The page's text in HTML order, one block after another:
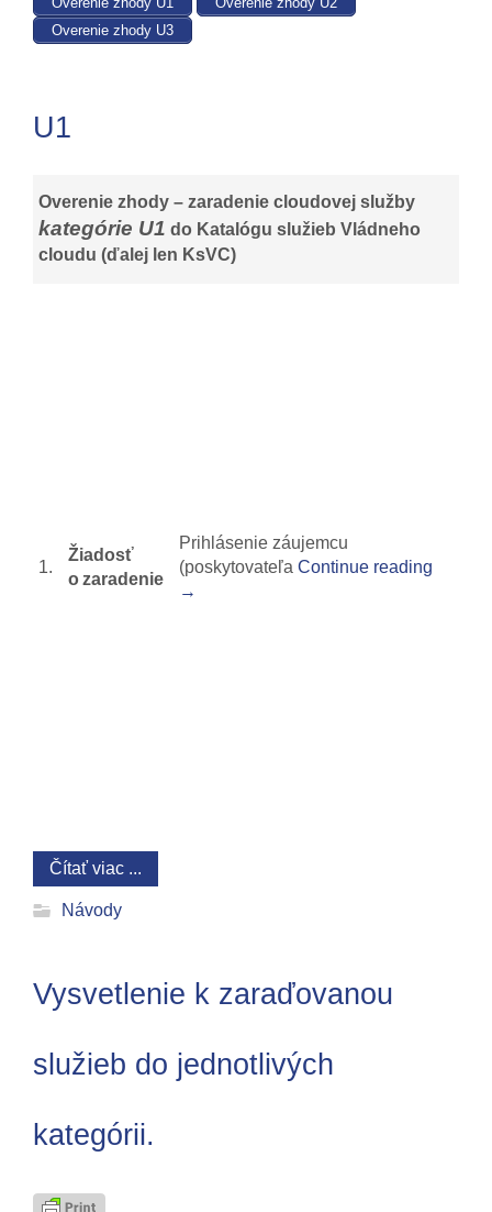
Overenie zhody U3
U1
Overenie zhody – zaradenie cloudovej služby
kategórie U1 do Katalógu služieb Vládneho
cloudu (ďalej len KsVC)
1.
Žiadosť
o zaradenie
Prihlásenie záujemcu
(poskytovateľa Continue reading
→
Čítať viac ...
Návody
Vysvetlenie k zaraďovanou
služieb do jednotlivých
kategórii.